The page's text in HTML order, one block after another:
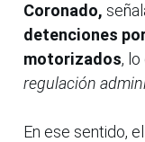
Coronado,
detenciones
motorizados, lo
regulación
En ese sentido,